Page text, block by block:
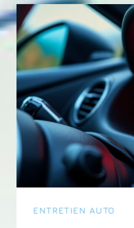
ET
UNE
?
ENTRETIEN AUTO